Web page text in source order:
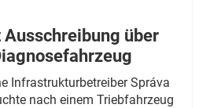
Ausschreibung über
Infrastrukturbetreiber Správa
nach einem Triebfahrzeug